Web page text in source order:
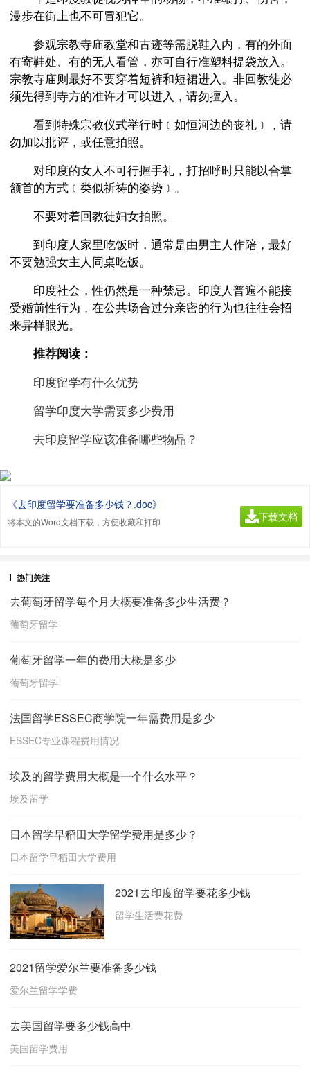
漫步在街上也不可冒犯它。
参观宗教寺庙教堂和古迹等需脱鞋入内，有的外面
有寄鞋处、有的无人看管，亦可自行准塑料提袋放入。
宗教寺庙则最好不要穿着短裤和短裙进入。非回教徒必
须先得到寺方的准许才可以进入，请勿擅入。
看到特殊宗教仪式举行时﹝如恒河边的丧礼﹞，请
勿加以批评，或任意拍照。
对印度的女人不可行握手礼，打招呼时只能以合掌
颔首的方式﹝类似祈祷的姿势﹞。
不要对着回教徒妇女拍照。
到印度人家里吃饭时，通常是由男主人作陪，最好
不要勉强女主人同桌吃饭。
印度社会，性仍然是一种禁忌。印度人普遍不能接
受婚前性行为，在公共场合过分亲密的行为也往往会招
来异样眼光。
推荐阅读：
印度留学有什么优势
留学印度大学需要多少费用
去印度留学应该准备哪些物品？
《去印度留学要准备多少钱？.doc》
将本文的Word文档下载，方便收藏和打印 下载文档
热门关注
去葡萄牙留学每个月大概要准备多少生活费？
葡萄牙留学
葡萄牙留学一年的费用大概是多少
葡萄牙留学
法国留学ESSEC商学院一年需费用是多少
ESSEC专业课程费用情况
埃及的留学费用大概是一个什么水平？
埃及留学
日本留学早稻田大学留学费用是多少？
日本留学早稻田大学费用
2021去印度留学要花多少钱
留学生活费花费
2021留学爱尔兰要准备多少钱
爱尔兰留学学费
去美国留学要多少钱高中
美国留学费用